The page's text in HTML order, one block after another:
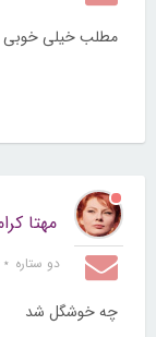
مطلب خیلی خوبی
مهتا
دو ستاره
چه خوشگل شد